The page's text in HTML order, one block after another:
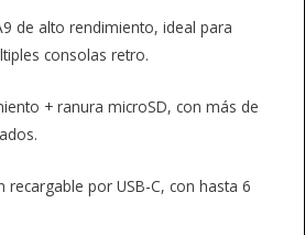
de alto rendimiento, ideal para
consolas retro.
+ ranura microSD, con más de
recargable por USB-C, con hasta 6